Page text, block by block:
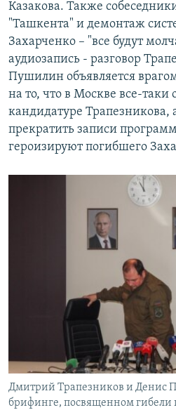
Казакова. Также
"Ташкента" и демонтаж
Захарченко – "все будут
аудиозапись - разговор
Пушилин объявляется
на то, что в Москве все-таки
кандидатуре Трапезникова,
прекратить записи
героизируют погибшего
Дмитрий Трапезников и Денис
брифинге, посвященном гибели